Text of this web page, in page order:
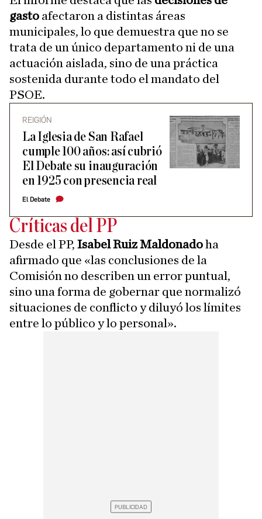
gasto afectaron a distintas áreas
municipales, lo que demuestra que no se
trata de un único departamento ni de una
actuación aislada, sino de una práctica
sostenida durante todo el mandato del
PSOE.
REIGIÓN
La Iglesia de San Rafael
cumple 100 años: así cubrió
El Debate su inauguración
en 1925 con presencia real
El Debate
Críticas del PP
Desde el PP, Isabel Ruiz Maldonadoha
afirmado que «las conclusiones de la
Comisión no describen un error puntual,
sino una forma de gobernar que normalizó
situaciones de conflicto y diluyó los límites
entre lo público y lo personal».